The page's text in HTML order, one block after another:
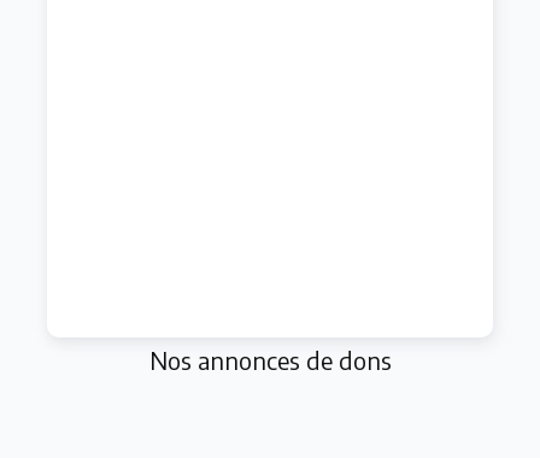
Nos annonces de dons